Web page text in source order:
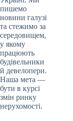
пишемо
новини галузі
та стежимо за
середовищем,
у якому
працюють
будівельники
й девелопери.
Наша мета —
бути в курсі
змін ринку
нерухомості.